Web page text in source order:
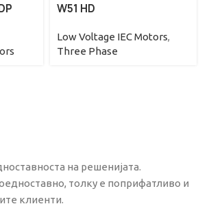
W51 HD
Low Voltage IEC Motors,
Three Phase
на решенијата.
толку е поприфатливо и
клиенти.